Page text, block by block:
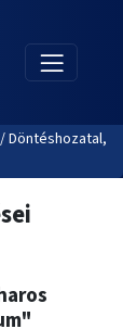
Döntéshozatal,